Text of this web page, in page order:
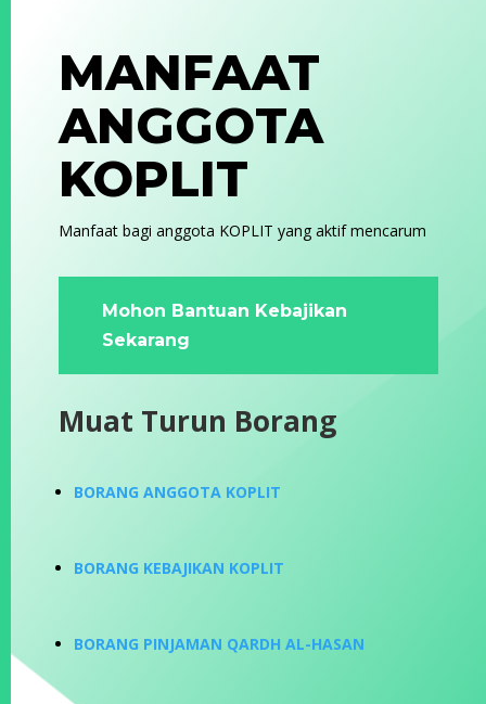
MANFAAT
ANGGOTA
KOPLIT
Manfaat bagi anggota KOPLIT yang aktif mencarum
Mohon Bantuan Kebajikan
Sekarang
Muat Turun Borang
BORANG ANGGOTA KOPLIT
BORANG KEBAJIKAN KOPLIT
BORANG PINJAMAN QARDH AL-HASAN